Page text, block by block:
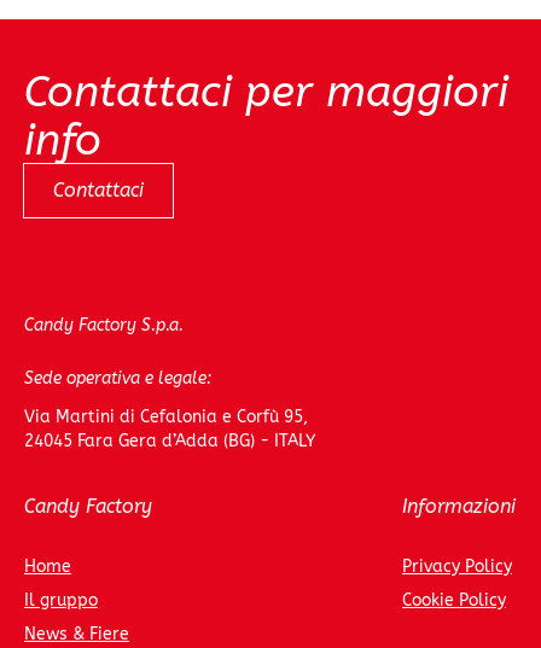
Contattaci per maggiori
info
Contattaci
Candy Factory S.p.a.
Sede operativa e legale:
Via Martini di Cefalonia e Corfù 95,
24045 Fara Gera d’Adda (BG) - ITALY
Candy Factory
Home
Il gruppo
News & Fiere
Informazioni
Privacy Policy
Cookie Policy